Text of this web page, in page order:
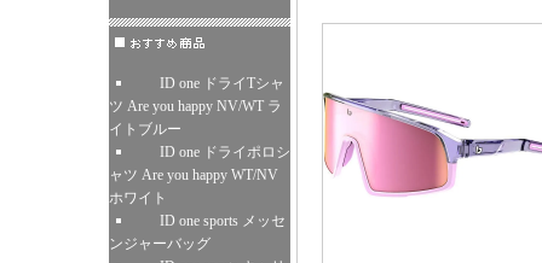
ID one ドライTシャ
ツ Are you happy NV/WT ラ
イトブルー
ID one ドライポロシ
ャツ Are you happy WT/NV
ホワイト
ID one sports メッセ
ンジャーバッグ